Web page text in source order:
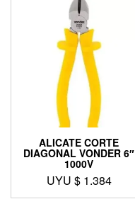
ALICATE CORTE
DIAGONAL VONDER 6″
1000V
UYU $ 1.384